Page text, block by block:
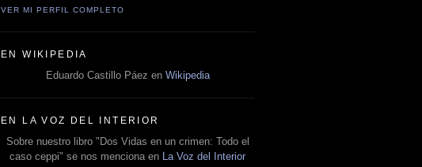
VER MI PERFIL COMPLETO
EN WIKIPEDIA
Eduardo Castillo Páez en Wikipedia
EN LA VOZ DEL INTERIOR
Sobre nuestro libro "Dos Vidas en un crimen: Todo el
caso ceppi" se nos menciona en
La Voz del Interior